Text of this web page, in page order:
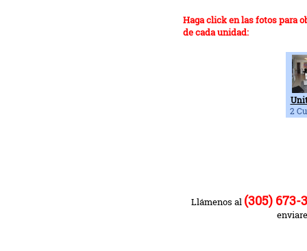
Haga click en las fotos para
de cada unidad:
2
Llámenos al (305) 673-